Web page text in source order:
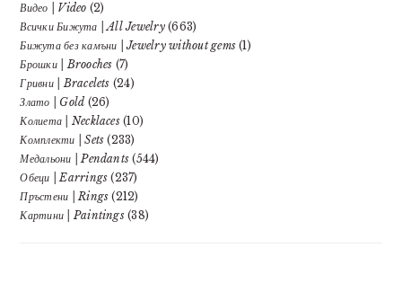
Видео | Video (2)
Всички Бижута | All Jewelry(663)
Бижута без камъни | Jewelry without gems (1)
Брошки | Brooches (7)
Гривни | Bracelets (24)
Злато | Gold (26)
Колиета | Necklaces(10)
Комплекти | Sets (233)
Медальони | Pendants (544)
Обеци | Earrings (237)
Пръстени | Rings (212)
Картини | Paintings(38)